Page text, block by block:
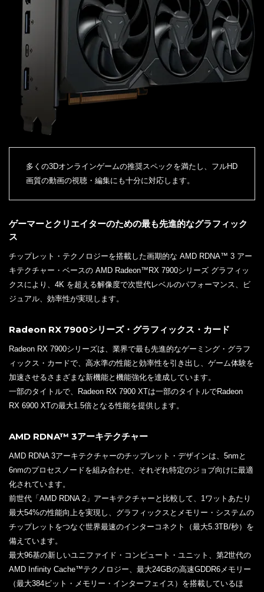
多くの3Dオンラインゲームの推奨スペックを満たし、フルHD
画質の動画の視聴・編集にも十分に対応します。
ゲーマーとクリエイターのための最も先進的なグラフィック
ス
チップレット・テクノロジーを搭載した画期的な AMD RDNA™ 3 アー
キテクチャー・ベースの AMD Radeon™RX 7900シリーズ グラフィッ
クスにより、4K を超える解像度で次世代レベルのパフォーマンス、ビ
ジュアル、効率性が実現します。
Radeon RX 7900シリーズ・グラフィックス・カード
Radeon RX 7900シリーズは、業界で最も先進的なゲーミング・グラフ
ィックス・カードで、高水準の性能と効率性を引き出し、ゲーム体験を
加速させるさまざまな新機能と機能強化を達成しています。
一部のタイトルで、Radeon RX 7900 XTは一部のタイトルでRadeon
RX 6900 XTの最大1.5倍となる性能を提供します。
AMD RDNA™ 3アーキテクチャー
AMD RDNA 3アーキテクチャーのチップレット・デザインは、5nmと
6nmのプロセスノードを組み合わせ、それぞれ特定のジョブ向けに最適
化されています。
前世代「AMD RDNA 2」アーキテクチャーと比較して、1ワットあたり
最大54%の性能向上を実現し、グラフィックスとメモリー・システムの
チップレットをつなぐ世界最速のインターコネクト（最大5.3TB/秒）を
備えています。
最大96基の新しいユニファイド・コンピュート・ユニット、第2世代の
AMD Infinity Cache™テクノロジー、最大24GBの高速GDDR6メモリー
（最大384ビット・メモリー・インターフェイス）を搭載しているほ